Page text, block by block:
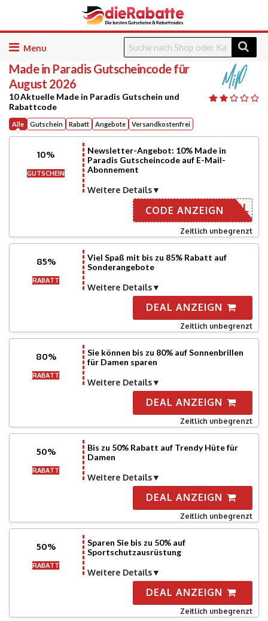
Skip
content
Made in ParadisGutscheincode für
August 2026
10 Aktuelle Made in Paradis Gutschein und
Rabattcode
Alle Gutschein Rabatt Angebote Versandkostenfrei
10%
GUTSCHEIN
Newsletter-Angebot: 10% Made in
Paradis Gutscheincode auf E-Mail-
Abonnement
Weitere Details
ER EMAIL
CODE ANZEIGN
Zeitlich unbegrenzt
85%
RABATT
Viel Spaß mit bis zu 85% Rabatt auf
Sonderangebote
Weitere Details
DEAL ANZEIGN
Zeitlich unbegrenzt
80%
RABATT
Sie können bis zu 80% auf Sonnenbrillen
für Damen sparen
Weitere Details
DEAL ANZEIGN
Zeitlich unbegrenzt
50%
RABATT
Bis zu 50% Rabatt auf Trendy Hüte für
Damen
Weitere Details
DEAL ANZEIGN
Zeitlich unbegrenzt
50%
RABATT
Sparen Sie bis zu 50% auf
Sportschutzausrüstung
Weitere Details
DEAL ANZEIGN
Zeitlich unbegrenzt